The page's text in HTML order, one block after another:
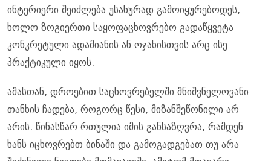
ინტერიერი შეიძლება უსახურად გამოიყურებოდეს,
ხოლო ზოგიერთი საყოფაცხოვრებო გადაწყვეტა
კონკრეტული ადამიანის ან ოჯახისთვის არც ისე
პრაქტიკული იყოს.
ამასთან, დროებით საცხოვრებელში მნიშვნელოვანი
თანხის ჩადება, როგორც წესი, მიზანშეწონილი არ
არის. წინასწარ რთულია იმის განსაზღვრა, რამდენ
ხანს იცხოვრებთ ბინაში და გამოგადგებათ თუ არა